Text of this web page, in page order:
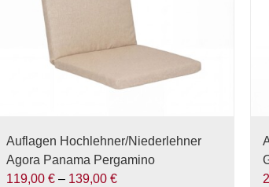
Auflagen Hochlehner/Niederlehner
Agora Panama Pergamino
119,00 € – 139,00 €